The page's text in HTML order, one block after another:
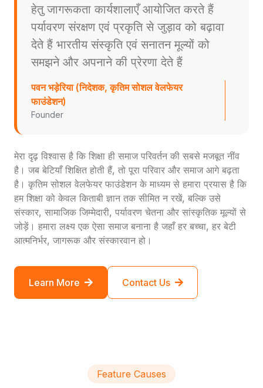
हेतु जागरूकता कार्यशालाएँ आयोजित करते हैं
पर्यावरण संरक्षण एवं प्रकृति से जुड़ाव को बढ़ावा
देते हैं भारतीय संस्कृति एवं सनातन मूल्यों को
समझने और अपनाने की प्रेरणा देते हैं
पवन भड़ेरिया (निदेशक, कृतिम सोशल वेलफेयर
फाउंडेशन)
Founder
मेरा दृढ़ विश्वास है कि शिक्षा ही समाज परिवर्तन की सबसे मजबूत नींव
है। जब बेटियाँ शिक्षित होती हैं, तो पूरा परिवार और समाज आगे बढ़ता
है। कृतिम सोशल वेलफेयर फाउंडेशन के माध्यम से हमारा प्रयास है कि
हम शिक्षा को केवल किताबी ज्ञान तक सीमित न रखें, बल्कि उसे
संस्कार, सामाजिक जिम्मेदारी, पर्यावरण चेतना और सांस्कृतिक मूल्यों से
जोड़ें। हमारा लक्ष्य एक ऐसा समाज बनाना है जहाँ हर बच्चा, हर बेटी
आत्मनिर्भर, जागरूक और संस्कारवान हो।
Learn More Contact Us
Feature Causes